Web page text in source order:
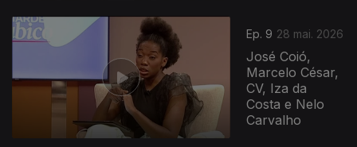
Ep. 9 28 mai. 2026
José Coió,
Marcelo César,
CV, Iza da
Costa e Nelo
Carvalho